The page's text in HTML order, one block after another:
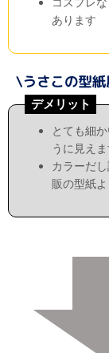
あります
デメリット
とても細
うに見えま
カラーだ
販の型紙よ